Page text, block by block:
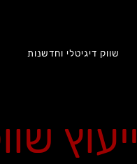
שווק דיגיטלי וחדשנות
ייעוץ